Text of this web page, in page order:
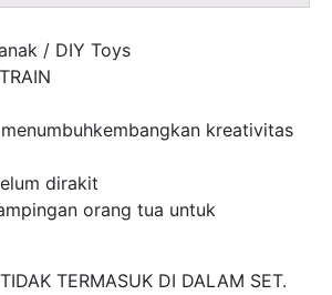
/ DIY Toys
kreativitas
dirakit
orang tua untuk
TERMASUK DI DALAM SET.